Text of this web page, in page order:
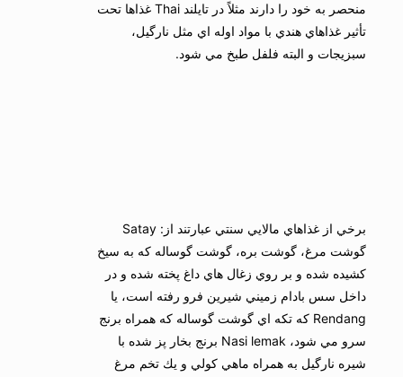
منحصر به خود را دارند مثلاً در تايلند Thai غذاها تحت
تأثير غذاهاي هندي با مواد اوله اي مثل نارگيل،
سبزيجات و البته فلفل طبخ مي شود.
برخي از غذاهاي مالايي سنتي عبارتند از: Satay
گوشت مرغ، گوشت بره، گوشت گوساله كه به سيخ
كشيده شده و بر روي زغال هاي داغ پخته شده و در
داخل سس بادام زميني شيرين فرو رفته است، يا
Rendang كه تكه اي گوشت گوساله كه همراه برنج
سرو مي شود، Nasi lemak برنج بخار پز شده با
شيره نارگيل به همراه ماهي كولي و يك تخم مرغ